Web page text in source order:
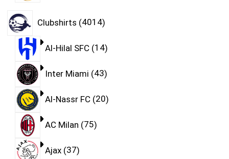
Clubshirts 4014
Al-Hilal SFC 14
Inter Miami 43
Al-Nassr FC 20
AC Milan 75
Ajax 37